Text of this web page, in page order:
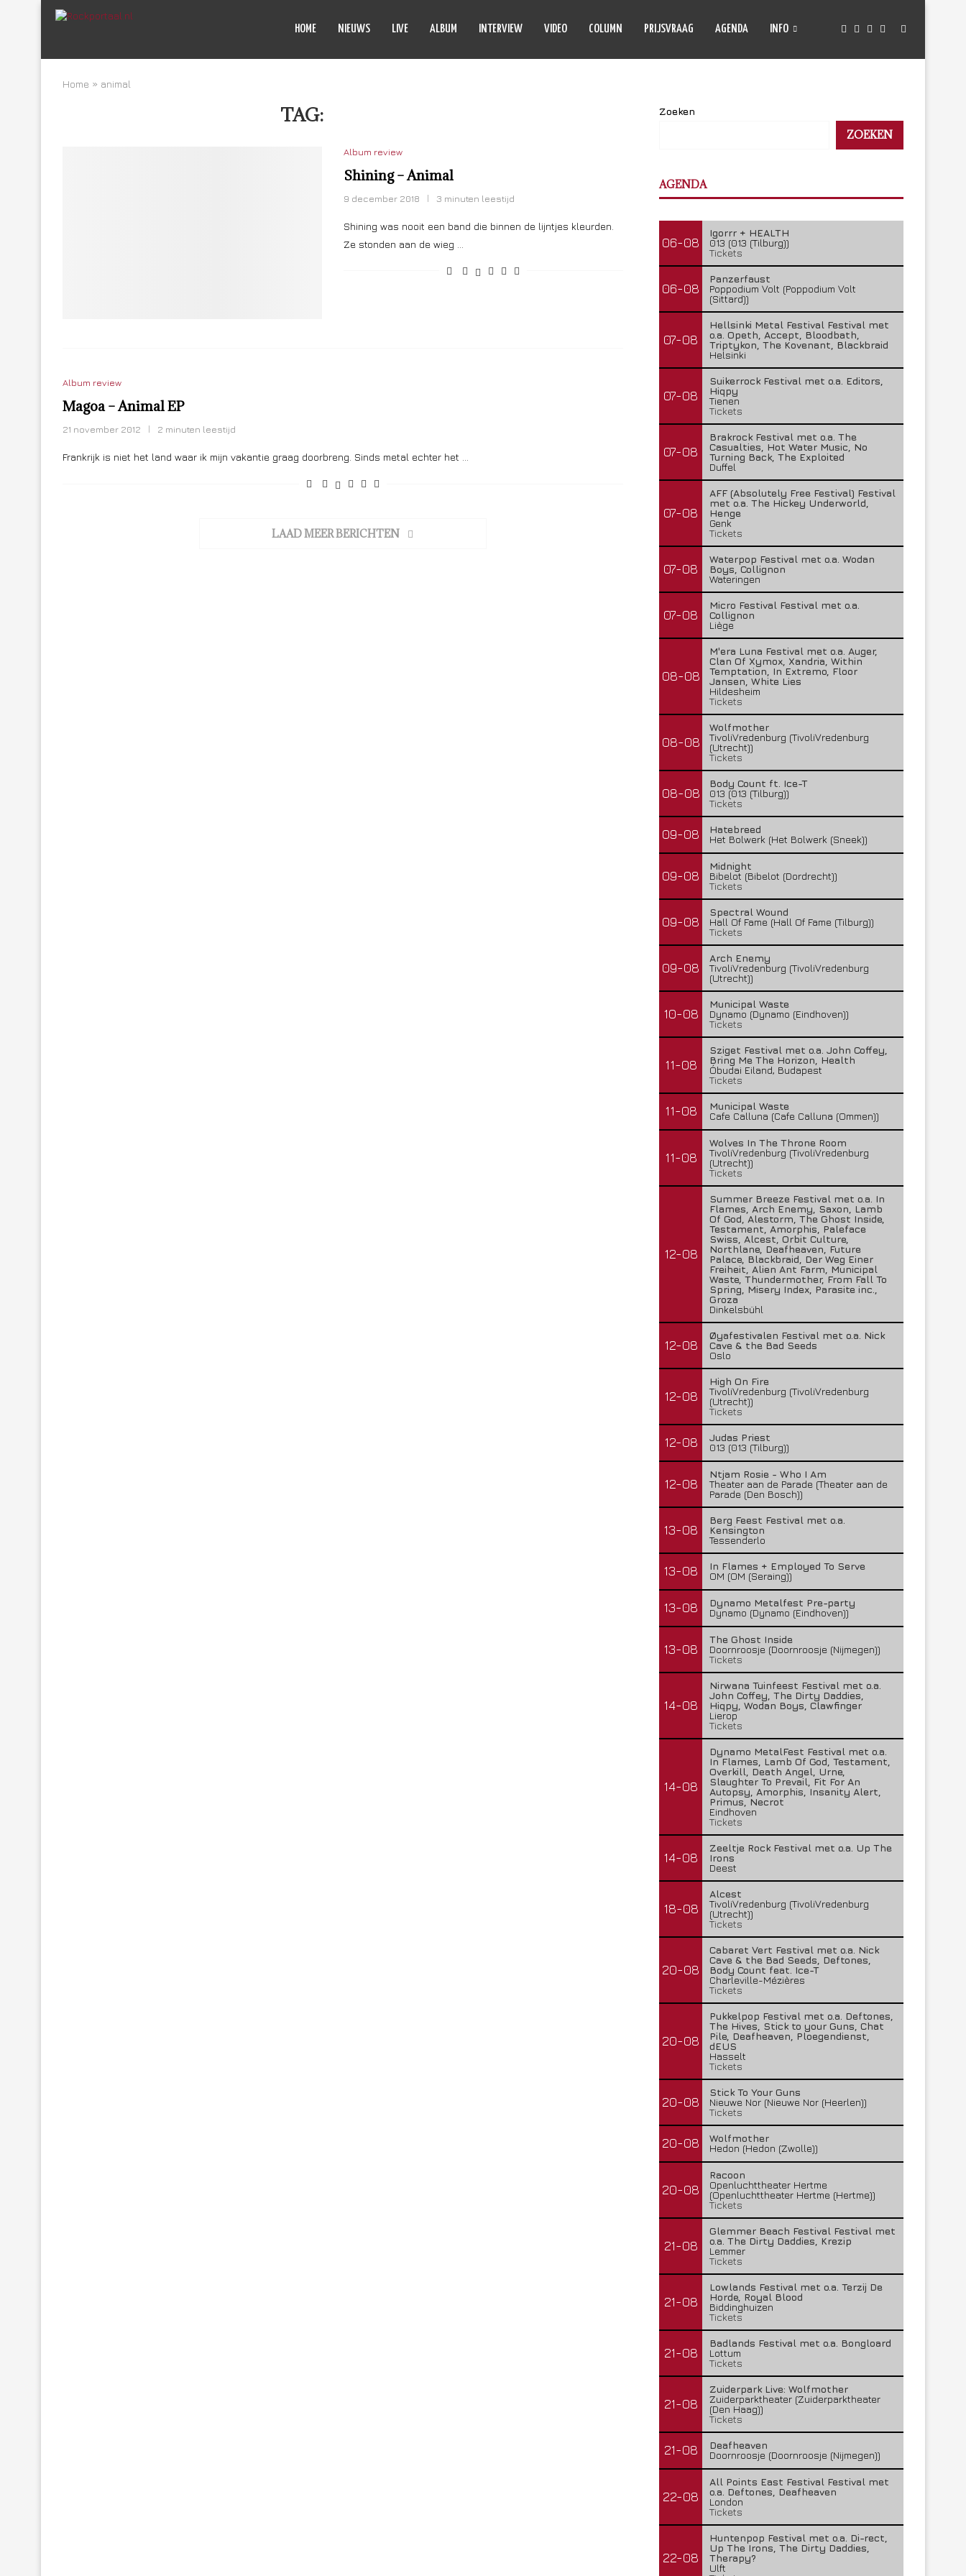
HOME NIEUWS LIVE ALBUM INTERVIEW VIDEO COLUMN PRIJSVRAAG AGENDA INFO
Home » animal
TAG:
Album review
Shining – Animal
9 december 2018 3 minuten leestijd
Shining was nooit een band die binnen de lijntjes kleurden.
Ze stonden aan de wieg …
Album review
Magoa – Animal EP
21 november 2012 2 minuten leestijd
Frankrijk is niet het land waar ik mijn vakantie graag doorbreng. Sinds metal echter het …
LAAD MEER BERICHTEN
Zoeken
ZOEKEN
AGENDA
06-08
Igorrr + HEALTH
013 (013 (Tilburg))
Tickets
06-08
Panzerfaust
Poppodium Volt (Poppodium Volt
(Sittard))
07-08
Hellsinki Metal Festival Festival met
o.a. Opeth, Accept, Bloodbath,
Triptykon, The Kovenant, Blackbraid
Helsinki
07-08
Suikerrock Festival met o.a. Editors,
Hiqpy
Tienen
Tickets
07-08
Brakrock Festival met o.a. The
Casualties, Hot Water Music, No
Turning Back, The Exploited
Duffel
07-08
AFF (Absolutely Free Festival) Festival
met o.a. The Hickey Underworld,
Henge
Genk
Tickets
07-08
Waterpop Festival met o.a. Wodan
Boys, Collignon
Wateringen
07-08
Micro Festival Festival met o.a.
Collignon
Liège
08-08
M'era Luna Festival met o.a. Auger,
Clan Of Xymox, Xandria, Within
Temptation, In Extremo, Floor
Jansen, White Lies
Hildesheim
Tickets
08-08
Wolfmother
TivoliVredenburg (TivoliVredenburg
(Utrecht))
Tickets
08-08
Body Count ft. Ice-T
013 (013 (Tilburg))
Tickets
09-08
Hatebreed
Het Bolwerk (Het Bolwerk (Sneek))
09-08
Midnight
Bibelot (Bibelot (Dordrecht))
Tickets
09-08
Spectral Wound
Hall Of Fame (Hall Of Fame (Tilburg))
Tickets
09-08
Arch Enemy
TivoliVredenburg (TivoliVredenburg
(Utrecht))
10-08
Municipal Waste
Dynamo (Dynamo (Eindhoven))
Tickets
11-08
Sziget Festival met o.a. John Coffey,
Bring Me The Horizon, Health
Óbudai Eiland, Budapest
Tickets
11-08
Municipal Waste
Cafe Calluna (Cafe Calluna (Ommen))
11-08
Wolves In The Throne Room
TivoliVredenburg (TivoliVredenburg
(Utrecht))
Tickets
12-08
Summer Breeze Festival met o.a. In
Flames, Arch Enemy, Saxon, Lamb
Of God, Alestorm, The Ghost Inside,
Testament, Amorphis, Paleface
Swiss, Alcest, Orbit Culture,
Northlane, Deafheaven, Future
Palace, Blackbraid, Der Weg Einer
Freiheit, Alien Ant Farm, Municipal
Waste, Thundermother, From Fall To
Spring, Misery Index, Parasite inc.,
Groza
Dinkelsbühl
12-08
Øyafestivalen Festival met o.a. Nick
Cave & the Bad Seeds
Oslo
12-08
High On Fire
TivoliVredenburg (TivoliVredenburg
(Utrecht))
Tickets
12-08
Judas Priest
013 (013 (Tilburg))
12-08
Ntjam Rosie - Who I Am
Theater aan de Parade (Theater aan de
Parade (Den Bosch))
13-08
Berg Feest Festival met o.a.
Kensington
Tessenderlo
13-08
In Flames + Employed To Serve
OM (OM (Seraing))
13-08
Dynamo Metalfest Pre-party
Dynamo (Dynamo (Eindhoven))
13-08
The Ghost Inside
Doornroosje (Doornroosje (Nijmegen))
Tickets
14-08
Nirwana Tuinfeest Festival met o.a.
John Coffey, The Dirty Daddies,
Hiqpy, Wodan Boys, Clawfinger
Lierop
Tickets
14-08
Dynamo MetalFest Festival met o.a.
In Flames, Lamb Of God, Testament,
Overkill, Death Angel, Urne,
Slaughter To Prevail, Fit For An
Autopsy, Amorphis, Insanity Alert,
Primus, Necrot
Eindhoven
Tickets
14-08
Zeeltje Rock Festival met o.a. Up The
Irons
Deest
18-08
Alcest
TivoliVredenburg (TivoliVredenburg
(Utrecht))
Tickets
20-08
Cabaret Vert Festival met o.a. Nick
Cave & the Bad Seeds, Deftones,
Body Count feat. Ice-T
Charleville-Mézières
Tickets
20-08
Pukkelpop Festival met o.a. Deftones,
The Hives, Stick to your Guns, Chat
Pile, Deafheaven, Ploegendienst,
dEUS
Hasselt
Tickets
20-08
Stick To Your Guns
Nieuwe Nor (Nieuwe Nor (Heerlen))
Tickets
20-08
Wolfmother
Hedon (Hedon (Zwolle))
20-08
Racoon
Openluchttheater Hertme
(Openluchttheater Hertme (Hertme))
Tickets
21-08
Glemmer Beach Festival Festival met
o.a. The Dirty Daddies, Krezip
Lemmer
Tickets
21-08
Lowlands Festival met o.a. Terzij De
Horde, Royal Blood
Biddinghuizen
Tickets
21-08
Badlands Festival met o.a. Bongloard
Lottum
Tickets
21-08
Zuiderpark Live: Wolfmother
Zuiderparktheater (Zuiderparktheater
(Den Haag))
Tickets
21-08
Deafheaven
Doornroosje (Doornroosje (Nijmegen))
22-08
All Points East Festival Festival met
o.a. Deftones, Deafheaven
London
Tickets
22-08
Huntenpop Festival met o.a. Di-rect,
Up The Irons, The Dirty Daddies,
Therapy?
Ulft